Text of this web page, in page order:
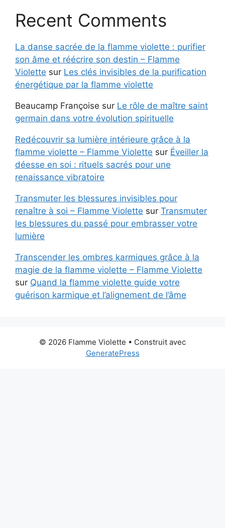
Recent Comments
La danse sacrée de la flamme violette : purifier
son âme et réécrire son destin – Flamme
Violette sur Les clés invisibles de la purification
énergétique par la flamme violette
Beaucamp Françoise sur Le rôle de maître saint
germain dans votre évolution spirituelle
Redécouvrir sa lumière intérieure grâce à la
flamme violette – Flamme Violette sur Éveiller la
déesse en soi : rituels sacrés pour une
renaissance vibratoire
Transmuter les blessures invisibles pour
renaître à soi – Flamme Violette sur Transmuter
les blessures du passé pour embrasser votre
lumière
Transcender les ombres karmiques grâce à la
magie de la flamme violette – Flamme Violette
sur Quand la flamme violette guide votre
guérison karmique et l’alignement de l’âme
© 2026 Flamme Violette • Construit avec
GeneratePress